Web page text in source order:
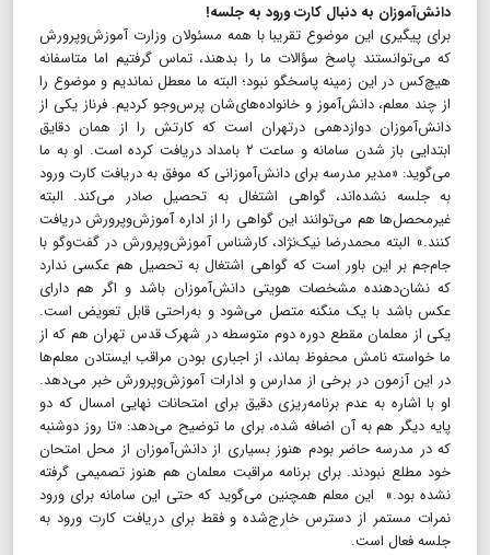
دانش‌آموزان به دنبال کارت ورود به جلسه!
برای پیگیری این موضوع تقریبا با همه مسئولان وزارت آموزش‌و‌پرورش
که می‌توانستند پاسخ سؤالات ما را بدهند، تماس گرفتیم اما متاسفانه
هیچ‌کس در این زمینه پاسخگو نبود؛ البته ما معطل نماندیم و موضوع را
از چند معلم، دانش‌آموز و خانواده‌های‌شان پرس‌و‌جو کردیم. فرناز یکی از
دانش‌آموزان دوازدهمی درتهران است که کارتش را از همان دقایق
ابتدایی باز شدن سامانه و ساعت ۲ بامداد دریافت کرده است. او به ما
می‌گوید: «مدیر مدرسه برای دانش‌آموزانی که موفق به دریافت کارت ورود
به جلسه نشده‌اند، گواهی اشتغال به تحصیل صادر می‌کند. البته
غیرمحصل‌ها هم می‌توانند این گواهی را از اداره آموزش‌و‌پرورش دریافت
کنند.» البته محمدرضا نیک‌نژاد، کارشناس آموزش‌و‌پرورش در گفت‌وگو با
جام‌جم بر این باور است که گواهی اشتغال به تحصیل هم عکسی ندارد
که نشان‌دهنده مشخصات هویتی دانش‌آموزان باشد و اگر هم دارای
عکس باشد با یک منگنه متصل می‌شود و به‌راحتی قابل تعویض است.
یکی از معلمان مقطع دوره دوم متوسطه در شهرک قدس تهران هم که از
ما خواسته نامش محفوظ بماند، از اجباری بودن مراقب ایستادن معلم‌ها
در این آزمون در برخی از مدارس و ادارات آموزش‌و‌پرورش خبر می‌دهد.
او با اشاره به عدم برنامه‌ریزی دقیق برای امتحانات نهایی امسال که دو
پایه دیگر هم به آن اضافه شده، برای ما توضیح می‌دهد: «تا روز دوشنبه
که در مدرسه حاضر بودم هنوز بسیاری از دانش‌آموزان از محل امتحان
خود مطلع نبودند. برای برنامه مراقبت معلمان هم هنوز تصمیمی گرفته
نشده بود.» این معلم همچنین می‌گوید که حتی این سامانه برای ورود
نمرات مستمر از دسترس خارج‌شده و فقط برای دریافت کارت ورود به
جلسه فعال است.